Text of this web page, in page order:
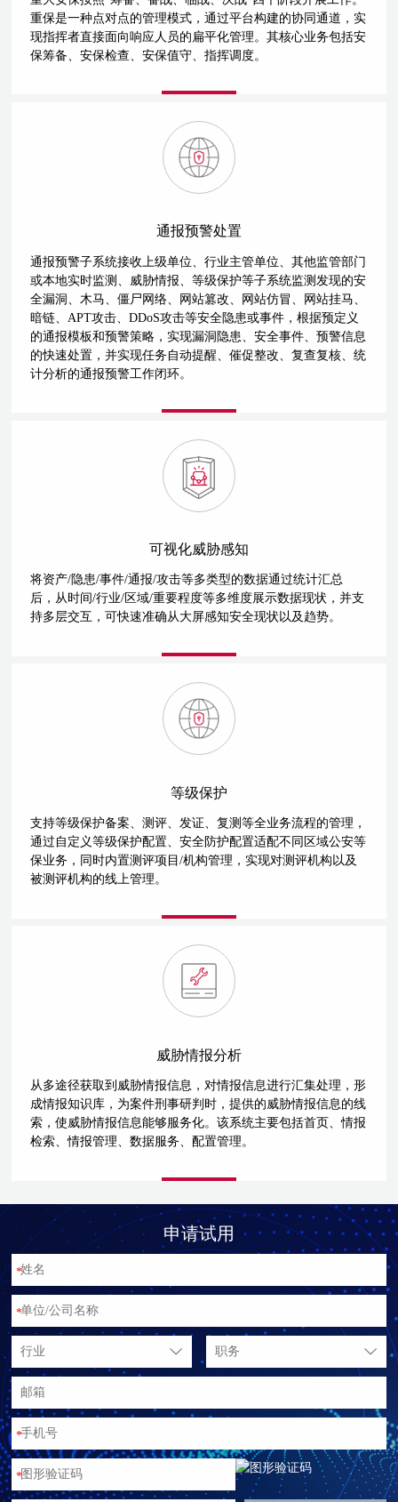
重保是一种点对点的管理模式，通过平台构建的协同通道，实
现指挥者直接面向响应人员的扁平化管理。其核心业务包括安
保筹备、安保检查、安保值守、指挥调度。
通报预警处置
通报预警子系统接收上级单位、行业主管单位、其他监管部门
或本地实时监测、威胁情报、等级保护等子系统监测发现的安
全漏洞、木马、僵尸网络、网站篡改、网站仿冒、网站挂马、
暗链、APT攻击、DDoS攻击等安全隐患或事件，根据预定义
的通报模板和预警策略，实现漏洞隐患、安全事件、预警信息
的快速处置，并实现任务自动提醒、催促整改、复查复核、统
计分析的通报预警工作闭环。
可视化威胁感知
将资产/隐患/事件/通报/攻击等多类型的数据通过统计汇总
后，从时间/行业/区域/重要程度等多维度展示数据现状，并支
持多层交互，可快速准确从大屏感知安全现状以及趋势。
等级保护
支持等级保护备案、测评、发证、复测等全业务流程的管理，
通过自定义等级保护配置、安全防护配置适配不同区域公安等
保业务，同时内置测评项目/机构管理，实现对测评机构以及
被测评机构的线上管理。
威胁情报分析
从多途径获取到威胁情报信息，对情报信息进行汇集处理，形
成情报知识库，为案件刑事研判时，提供的威胁情报信息的线
索，使威胁情报信息能够服务化。该系统主要包括首页、情报
检索、情报管理、数据服务、配置管理。
申请试用
*
*
行业 职务
*
*